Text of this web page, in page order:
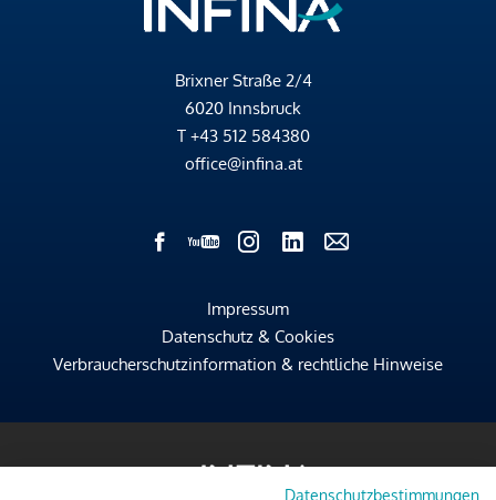
Brixner Straße 2/4
6020 Innsbruck
T +43 512 584380
office@infina.at
Impressum
Datenschutz & Cookies
Verbraucherschutzinformation & rechtliche Hinweise
Datenschutzbestimmungen